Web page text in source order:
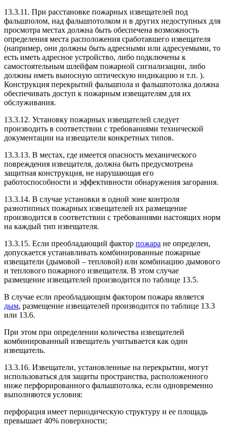
13.3.11. При расстановке пожарных извещателей под
фальшполом, над фальшпотолком и в других недоступных для
просмотра местах должна быть обеспечена возможность
определения места расположения сработавшего извещателя
(например, они должны быть адресными или адресуемыми, то
есть иметь адресное устройство, либо подключены к
самостоятельным шлейфам пожарной сигнализации, либо
должны иметь выносную оптическую индикацию и т.п. ).
Конструкция перекрытий фальшпола и фальшпотолка должна
обеспечивать доступ к пожарным извещателям для их
обслуживания.
13.3.12. Установку пожарных извещателей следует
производить в соответствии с требованиями технической
документации на извещатели конкретных типов.
13.3.13. В местах, где имеется опасность механического
повреждения извещателя, должна быть предусмотрена
защитная конструкция, не нарушающая его
работоспособности и эффективности обнаружения загорания.
13.3.14. В случае установки в одной зоне контроля
разнотипных пожарных извещателей их размещение
производится в соответствии с требованиями настоящих норм
на каждый тип извещателя.
13.3.15. Если преобладающий фактор пожара не определен,
допускается устанавливать комбинированные пожарные
извещатели (дымовой – тепловой) или комбинацию дымового
и теплового пожарного извещателя. В этом случае
размещение извещателей производится по таблице 13.5.
В случае если преобладающим фактором пожара является
дым, размещение извещателей производится по таблице 13.3
или 13.6.
При этом при определении количества извещателей
комбинированный извещатель учитывается как один
извещатель.
13.3.16. Извещатели, установленные на перекрытии, могут
использоваться для защиты пространства, расположенного
ниже перфорированного фальшпотолка, если одновременно
выполняются условия:
перфорация имеет периодическую структуру и ее площадь
превышает 40% поверхности;